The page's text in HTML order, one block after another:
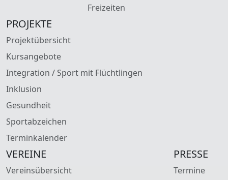
Freizeiten
PROJEKTE
Projektübersicht
Kursangebote
Integration / Sport mit Flüchtlingen
Inklusion
Gesundheit
Sportabzeichen
Terminkalender
VEREINE
Vereinsübersicht
PRESSE
Termine